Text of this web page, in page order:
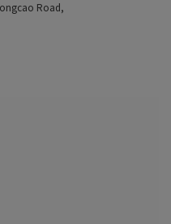
Road,